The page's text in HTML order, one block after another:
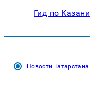
Гид по Казани
Новости Татарстана